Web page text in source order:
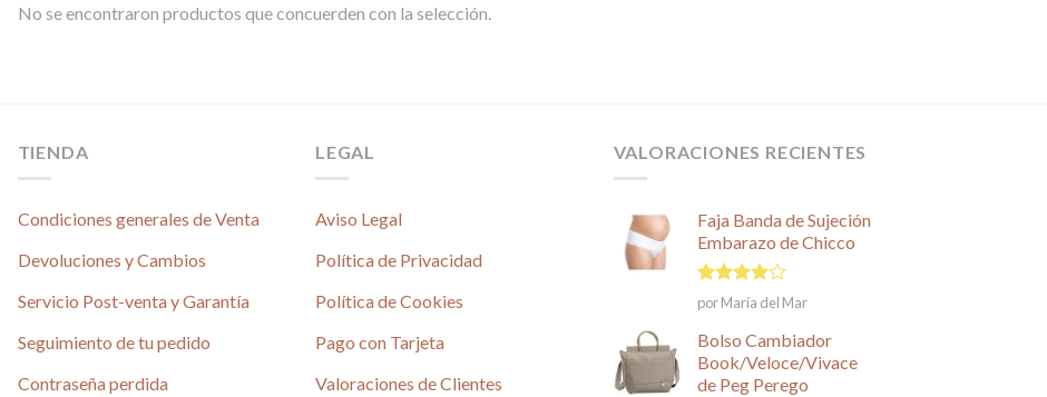
No se encontraron productos que concuerden con la selección.
TIENDA
Condiciones generales de Venta
Devoluciones y Cambios
Servicio Post-venta y Garantía
Seguimiento de tu pedido
Contraseña perdida
LEGAL
Aviso Legal
Política de Privacidad
Política de Cookies
Pago con Tarjeta
Valoraciones de Clientes
VALORACIONES RECIENTES
Faja Banda de Sujeción
Embarazo de Chicco
Valorado
en
5
por María del Mar
Bolso Cambiador
Book/Veloce/Vivace
de Peg Perego